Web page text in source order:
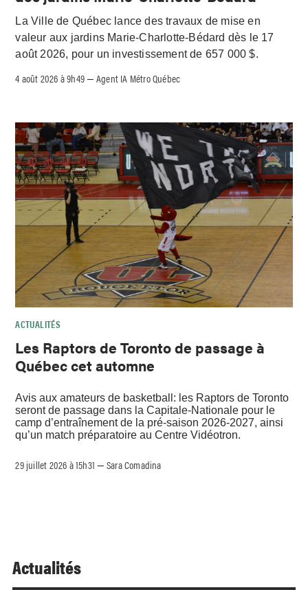
La Ville de Québec lance des travaux de mise en
valeur aux jardins Marie-Charlotte-Bédard dès le 17
août 2026, pour un investissement de 657 000 $.
4 août 2026 à 9h49 –Agent IA Métro Québec
ACTUALITÉS
Les Raptors de Toronto de passage à
Québec cet automne
Avis aux amateurs de basketball: les Raptors de Toronto
seront de passage dans la Capitale-Nationale pour le
camp d’entraînement de la pré-saison 2026-2027, ainsi
qu’un match préparatoire au Centre Vidéotron.
29 juillet 2026 à 15h31 –Sara Comadina
Actualités